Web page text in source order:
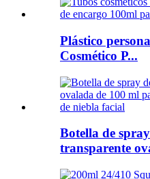
Plástico
Cosmético P...
Botella de
transparente